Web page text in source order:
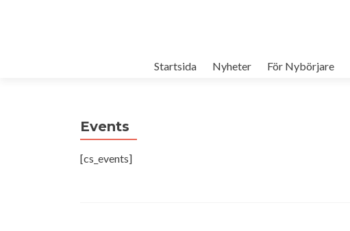
Startsida Nyheter För Nybörjare
Events
[cs_events]